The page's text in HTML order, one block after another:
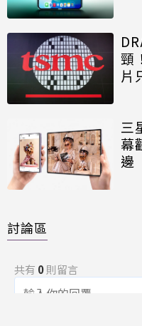
頸
片
三
幕
邊
討論區
共有 0則留言